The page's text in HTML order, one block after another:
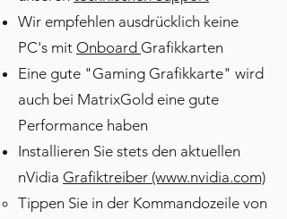
Wir empfehlen ausdrücklich keine
PC's mit Onboard Grafikkarten
Eine gute "Gaming Grafikkarte" wird
auch bei MatrixGold eine gute
Performance haben
Installieren Sie stets den aktuellen
nVidia Grafiktreiber (www.nvidia.com)
Tippen Sie in der Kommandozeile von